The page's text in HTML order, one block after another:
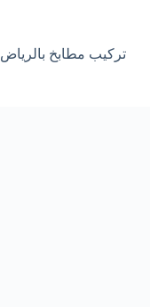
تركيب مطابخ بالرياض